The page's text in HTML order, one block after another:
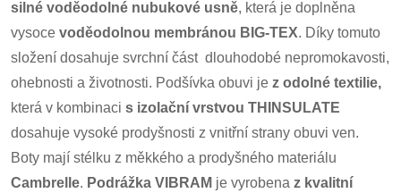
silné voděodolné nubukové usně, která je doplněna
vysoce voděodolnou membránou BIG-TEX. Díky tomuto
složení dosahuje svrchní část dlouhodobé nepromokavosti,
ohebnosti a životnosti. Podšívka obuvi je z odolné textilie,
která v kombinaci s izolační vrstvou THINSULATE
dosahuje vysoké prodyšnosti z vnitřní strany obuvi ven.
Boty mají stélku z měkkého a prodyšného materiálu
Cambrelle. Podrážka VIBRAM je vyrobena z kvalitní